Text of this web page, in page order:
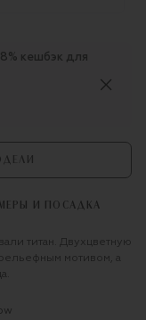
кешбэк для
И ПОСАДКА
титан. Двухцветную
мотивом, а